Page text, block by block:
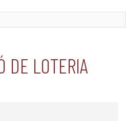
DE LOTERIA